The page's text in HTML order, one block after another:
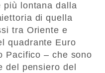
più lontana dalla
di quella
tra Oriente e
quadrante Euro
Pacifico – che sono
del pensiero del